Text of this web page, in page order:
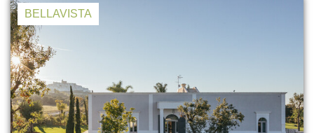
BELLAVISTA